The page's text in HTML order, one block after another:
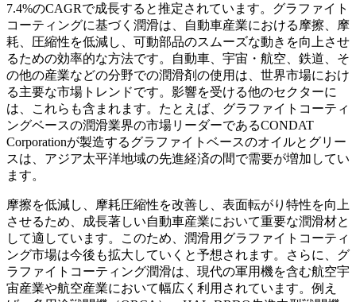
7.4%のCAGRで成長すると推定されています。グラファイト
コーティングに基づく潤滑は、自動車産業における摩擦、摩
耗、圧縮性を低減し、可動部品のスムーズな動きを向上させ
るための効率的な方法です。自動車、宇宙・航空、鉄道、そ
の他の産業などの分野での潤滑剤の使用は、世界市場におけ
る主要な市場トレンドです。影響を受ける他のセクターに
は、これらも含まれます。たとえば、グラファイトコーティ
ングベースの潤滑業界の市場リーダーであるCONDAT
Corporationが製造するグラファイトベースのオイルとグリー
スは、アジア太平洋地域の先進経済の間で需要が増加してい
ます。
摩擦を低減し、摩耗圧縮性を改善し、表面転がり特性を向上
させるため、成長著しい自動車産業において重要な潤滑材と
して適しています。このため、潤滑用グラファイトコーティ
ング市場は今後も拡大していくと予想されます。さらに、グ
ラファイトコーティング潤滑は、現代の軍用機を含む航空宇
宙産業や航空産業において幅広く利用されています。例え